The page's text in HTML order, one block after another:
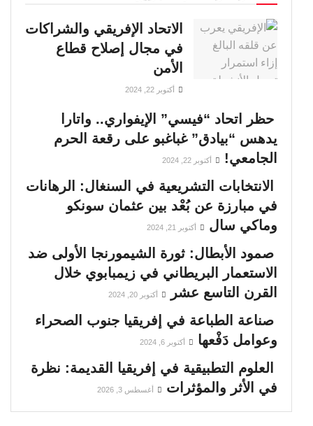
الاتحاد الإفريقي والشراكات
في مجال إصلاح قطاع
الأمن
أكتوبر 22, 2024
حظر اتحاد “فيسي” الإيفواري.. واتارا
يدهس “بيادق” غباغبو على رقعة الحرم
الجامعي!
أكتوبر 22, 2024
الانتخابات التشريعية في السنغال: الرهانات
في مبارزة عن بُعْد بين عثمان سونكو
وماكي سال
أكتوبر 21, 2024
صمود الأبطال: ثورة الشيمورنجا الأولى ضد
الاستعمار البريطاني في زيمبابوي خلال
القرن التاسع عشر
أكتوبر 20, 2024
صناعة الطباعة في إفريقيا جنوب الصحراء
وعوامل دَفْعها
أكتوبر 6, 2024
العلوم التطبيقية في إفريقيا القديمة: نظرة
في الأثر والمؤثرات
أغسطس 3, 2026